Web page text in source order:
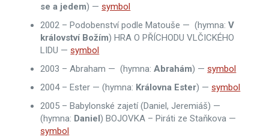
se a jedem) —symbol
2002 – Podobenství podle Matouše — (hymna:V
království Božím) HRA O PŘÍCHODU VLČICKÉHO
LIDU —symbol
2003 – Abraham — (hymna:Abrahám) —symbol
2004 – Ester — (hymna: Královna Ester) —symbol
2005 – Babylonské zajetí (Daniel, Jeremiáš) —
(hymna: Daniel) BOJOVKA – Piráti ze Staňkova —
symbol